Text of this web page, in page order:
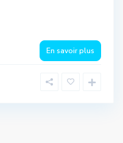
En savoir plus